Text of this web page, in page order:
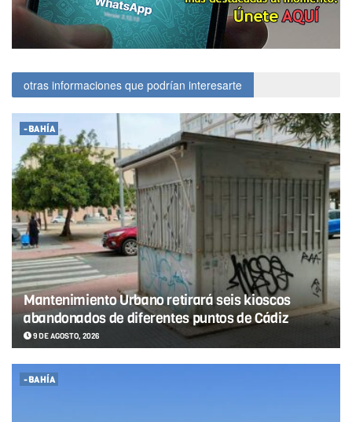
otras informaciones que podrían interesarte
-BAHÍA
Mantenimiento Urbano retirará seis kioscos
abandonados de diferentes puntos de Cádiz
9 DE AGOSTO, 2026
-BAHÍA